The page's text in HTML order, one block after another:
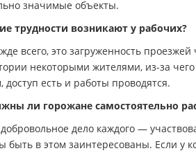
значимые объекты.
трудности возникают у рабочих?
всего, это загруженность проезжей
некоторыми жителями, из-за
есть и работы проводятся.
ли горожане самостоятельно
дело каждого —
быть в этом заинтересованы. Если у